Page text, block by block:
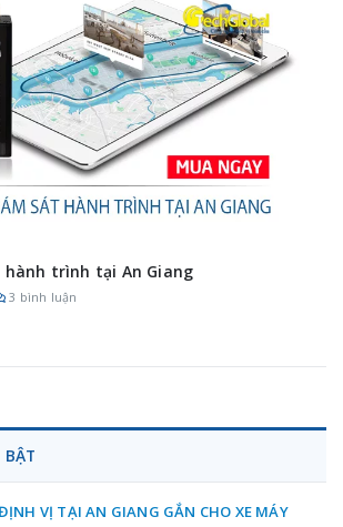
trình tại An Giang
3 bình luận
VỊ TẠI AN GIANG GẮN CHO XE MÁY